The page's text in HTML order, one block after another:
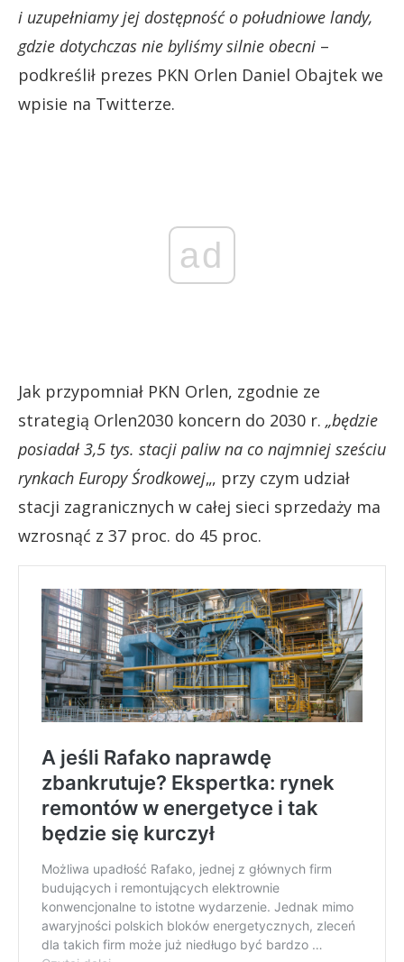
i uzupełniamy jej dostępność o południowe landy,
gdzie dotychczas nie byliśmy silnie obecni –
podkreślił prezes PKN Orlen Daniel Obajtek we
wpisie na Twitterze.
ad
Jak przypomniał PKN Orlen, zgodnie ze
strategią Orlen2030 koncern do 2030 r. „będzie
posiadał 3,5 tys. stacji paliw na co najmniej sześciu
rynkach Europy Środkowej„, przy czym udział
stacji zagranicznych w całej sieci sprzedaży ma
wzrosnąć z 37 proc. do 45 proc.